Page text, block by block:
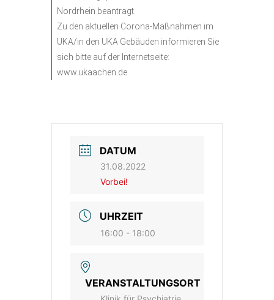
Nordrhein beantragt.
Zu den aktuellen Corona-Maßnahmen im
UKA/in den UKA Gebäuden informieren Sie
sich bitte auf der Internetseite:
www.ukaachen.de.
DATUM
31.08.2022
Vorbei!
UHRZEIT
16:00 - 18:00
VERANSTALTUNGSORT